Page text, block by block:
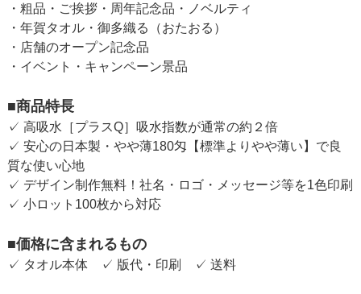
・粗品・ご挨拶・周年記念品・ノベルティ
・年賀タオル・御多織る（おたおる）
・店舗のオープン記念品
・イベント・キャンペーン景品
■商品特長
✓ 高吸水［プラスQ］吸水指数が通常の約２倍
✓ 安心の日本製・やや薄180匁【標準よりやや薄い】で良
質な使い心地
✓ デザイン制作無料！社名・ロゴ・メッセージ等を1色印刷
✓ 小ロット100枚から対応
■価格に含まれるもの
✓ タオル本体 ✓ 版代・印刷 ✓ 送料